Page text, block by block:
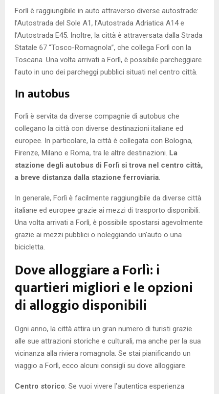
Forlì è raggiungibile in auto attraverso diverse autostrade:
l’Autostrada del Sole A1, l’Autostrada Adriatica A14 e
l’Autostrada E45. Inoltre, la città è attraversata dalla Strada
Statale 67 “Tosco-Romagnola”, che collega Forlì con la
Toscana. Una volta arrivati a Forlì, è possibile parcheggiare
l’auto in uno dei parcheggi pubblici situati nel centro città.
In autobus
Forlì è servita da diverse compagnie di autobus che
collegano la città con diverse destinazioni italiane ed
europee. In particolare, la città è collegata con Bologna,
Firenze, Milano e Roma, tra le altre destinazioni. La
stazione degli autobus di Forlì si trova nel centro città,
a breve distanza dalla stazione ferroviaria.
In generale, Forlì è facilmente raggiungibile da diverse città
italiane ed europee grazie ai mezzi di trasporto disponibili.
Una volta arrivati a Forlì, è possibile spostarsi agevolmente
grazie ai mezzi pubblici o noleggiando un’auto o una
bicicletta.
Dove alloggiare a Forlì: i
quartieri migliori e le opzioni
di alloggio disponibili
Ogni anno, la città attira un gran numero di turisti grazie
alle sue attrazioni storiche e culturali, ma anche per la sua
vicinanza alla riviera romagnola. Se stai pianificando un
viaggio a Forlì, ecco alcuni consigli su dove alloggiare.
Centro storico: Se vuoi vivere l’autentica esperienza